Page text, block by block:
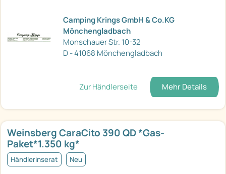
Camping Krings GmbH & Co.KG
Mönchengladbach
Monschauer Str. 10-32
D - 41068 Mönchengladbach
Zur Händlerseite Mehr Details
Weinsberg CaraCito 390 QD *Gas-
Paket*1.350 kg*
Händlerinserat Neu